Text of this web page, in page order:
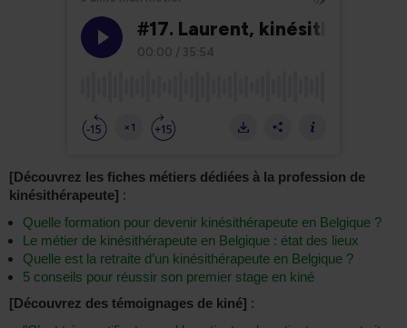
[Découvrez les fiches métiers dédiées à la profession de
kinésithérapeute] :
Quelle formation pour devenir kinésithérapeute en Belgique ?
Le métier de kinésithérapeute en Belgique : état des lieux
Quelle est la retraite d’un kinésithérapeute en Belgique ?
5 conseils pour réussir son premier stage en kiné
[Découvrez des témoignages de kiné] :